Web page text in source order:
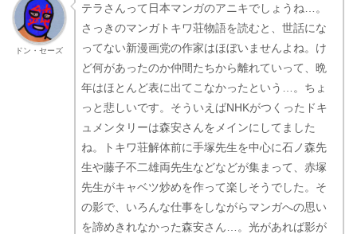
ドン・セーズ
テラさんって日本マンガのアニキでしょうね…。
さっきのマンガトキワ荘物語を読むと、世話にな
ってない新漫画党の作家はほぼいませんよね。け
ど何があったのか仲間たちから離れていって、晩
年はほとんど表に出てこなかったという…。ちょ
っと悲しいです。そういえばNHKがつくったドキ
ュメンタリーは森安さんをメインにしてました
ね。トキワ荘解体前に手塚先生を中心に石ノ森先
生や藤子不二雄両先生などなどが集まって、赤塚
先生がキャベツ炒めを作って楽しそうでした。そ
の影で、いろんな仕事をしながらマンガへの思い
を諦めきれなかった森安さん…。光があれば影が